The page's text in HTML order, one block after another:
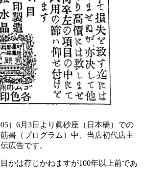
）6月3日より眞砂座（日本橋） での
書（プログラム）中、 当店初代店主
広告です。
かは存じかねますが100年以上前であ